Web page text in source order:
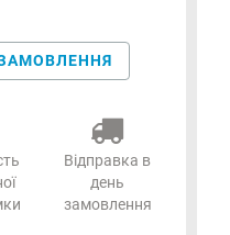
Відправка в
день
замовлення